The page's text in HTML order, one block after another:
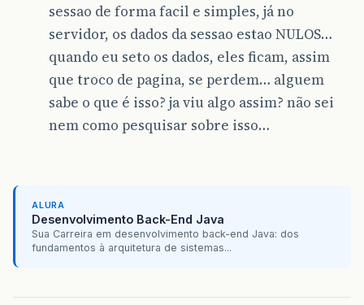
sessao de forma facil e simples, já no
servidor, os dados da sessao estao NULOS…
quando eu seto os dados, eles ficam, assim
que troco de pagina, se perdem… alguem
sabe o que é isso? ja viu algo assim? não sei
nem como pesquisar sobre isso…
ALURA
Desenvolvimento Back-End Java
Sua Carreira em desenvolvimento back-end Java: dos
fundamentos à arquitetura de sistemas...